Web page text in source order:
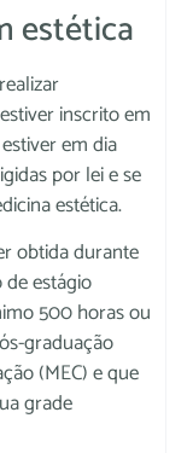
estética
inscrito em
em dia
por lei e se
estética.
obtida durante
estágio
500 horas ou
graduação
(MEC) e que
grade